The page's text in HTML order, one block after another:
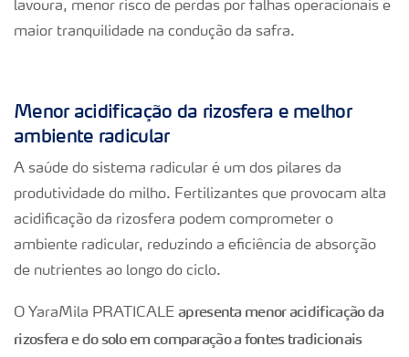
lavoura, menor risco de perdas por falhas operacionais e
maior tranquilidade na condução da safra.
Menor acidificação da rizosfera e melhor
ambiente radicular
A saúde do sistema radicular é um dos pilares da
produtividade do milho. Fertilizantes que provocam alta
acidificação da rizosfera podem comprometer o
ambiente radicular, reduzindo a eficiência de absorção
de nutrientes ao longo do ciclo.
O YaraMila PRATICALE apresenta menor acidificação da
rizosfera e do solo em comparação a fontes tradicionais